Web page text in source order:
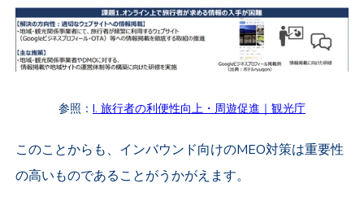
参照： I. 旅行者の利便性向上・周遊促進｜観光庁
このことからも、インバウンド向けのMEO対策は重要性
の高いものであることがうかがえます。